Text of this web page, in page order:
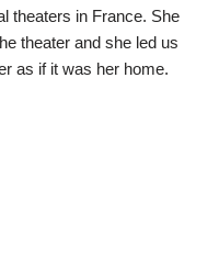
theaters in France. She
theater and she led us
as if it was her home.